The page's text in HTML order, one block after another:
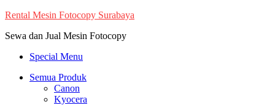
Skip
content
Rental Mesin Fotocopy Surabaya
Sewa dan Jual Mesin Fotocopy
Special Menu
Semua Produk
Canon
Kyocera